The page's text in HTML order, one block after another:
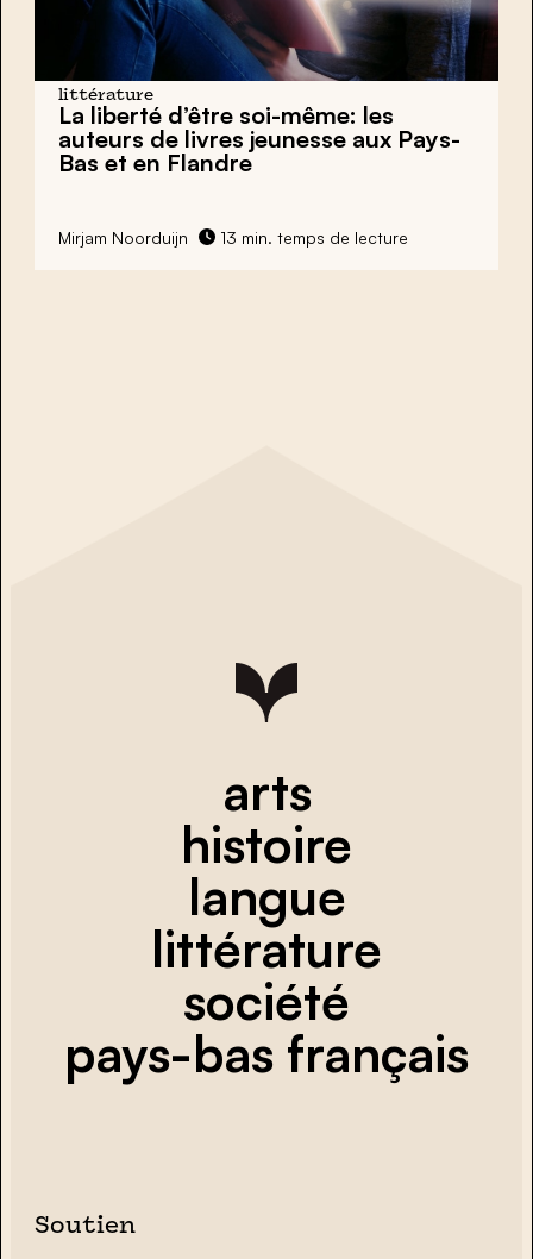
littérature
La liberté d’être soi-même: les
auteurs de livres jeunesse aux Pays-
Bas et en Flandre
Mirjam Noorduijn 13 min. temps de lecture
arts
histoire
langue
littérature
société
pays-bas français
Soutien